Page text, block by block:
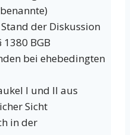
der Diskussion
BGB
bei ehebedingten
I und II aus
Sicht
in der